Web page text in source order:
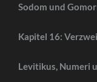
Sodom und
Kapitel 16:
Levitikus, Numeri